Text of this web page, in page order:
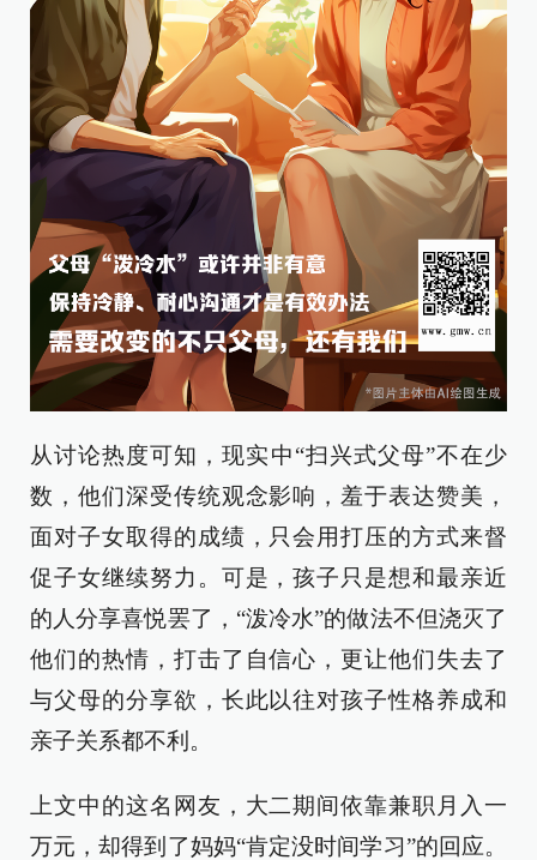
从讨论热度可知，现实中“扫兴式父母”不在少
数，他们深受传统观念影响，羞于表达赞美，
面对子女取得的成绩，只会用打压的方式来督
促子女继续努力。可是，孩子只是想和最亲近
的人分享喜悦罢了，“泼冷水”的做法不但浇灭了
他们的热情，打击了自信心，更让他们失去了
与父母的分享欲，长此以往对孩子性格养成和
亲子关系都不利。
上文中的这名网友，大二期间依靠兼职月入一
万元，却得到了妈妈“肯定没时间学习”的回应。